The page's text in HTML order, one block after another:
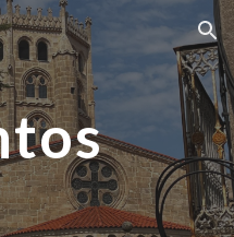
Skip to navigation